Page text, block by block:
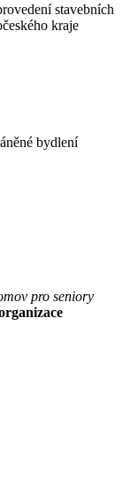
stavebních
kraje
bydlení
pro seniory